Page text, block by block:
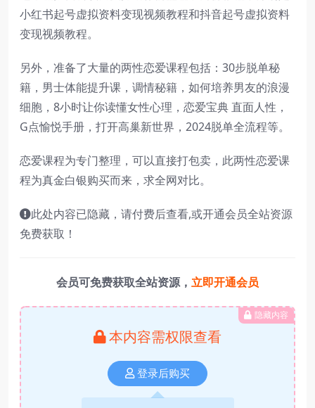
小红书起号虚拟资料变现视频教程和抖音起号虚拟资料
变现视频教程。
另外，准备了大量的两性恋爱课程包括：30步脱单秘
籍，男士体能提升课，调情秘籍，如何培养男友的浪漫
细胞，8小时让你读懂女性心理，恋爱宝典 直面人性，
G点愉悦手册，打开高巢新世界，2024脱单全流程等。
恋爱课程为专门整理，可以直接打包卖，此两性恋爱课
程为真金白银购买而来，求全网对比。
此处内容已隐藏，请付费后查看,或开通会员全站资源
免费获取！
会员可免费获取全站资源， 立即开通会员
隐藏内容
本内容需权限查看
登录后购买